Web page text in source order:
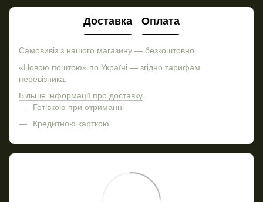
Доставка Оплата
Самовивіз з нашого магазину — безкоштовно.
«Новою поштою» по Україні — згідно тарифам
перевізника.
Більше інформації про доставку
Готівкою при отриманні
Кредитною карткою